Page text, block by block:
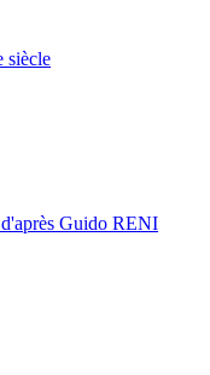
siècle
Guido RENI